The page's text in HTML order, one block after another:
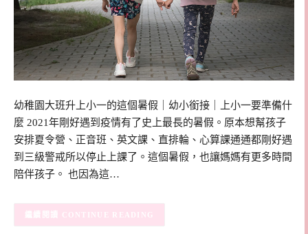
幼稚園大班升上小一的這個暑假｜幼小銜接｜上小一要準備什
麼 2021年剛好遇到疫情有了史上最長的暑假。原本想幫孩子
安排夏令營、正音班、英文課、直排輪、心算課通通都剛好遇
到三級警戒所以停止上課了。這個暑假，也讓媽媽有更多時間
陪伴孩子。 也因為這…
CONTINUE READING